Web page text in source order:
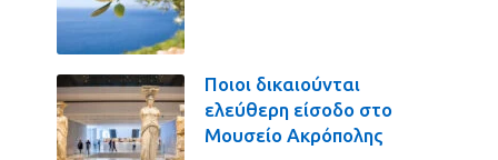
Ποιοι δικαιούνται
ελεύθερη είσοδο στο
Μουσείο Ακρόπολης